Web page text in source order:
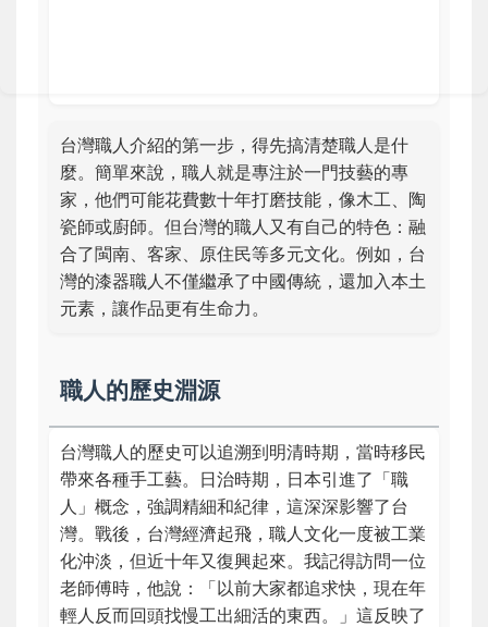
台灣職人介紹的第一步，得先搞清楚職人是什
麼。簡單來說，職人就是專注於一門技藝的專
家，他們可能花費數十年打磨技能，像木工、陶
瓷師或廚師。但台灣的職人又有自己的特色：融
合了閩南、客家、原住民等多元文化。例如，台
灣的漆器職人不僅繼承了中國傳統，還加入本土
元素，讓作品更有生命力。
職人的歷史淵源
台灣職人的歷史可以追溯到明清時期，當時移民
帶來各種手工藝。日治時期，日本引進了「職
人」概念，強調精細和紀律，這深深影響了台
灣。戰後，台灣經濟起飛，職人文化一度被工業
化沖淡，但近十年又復興起來。我記得訪問一位
老師傅時，他說：「以前大家都追求快，現在年
輕人反而回頭找慢工出細活的東西。」這反映了